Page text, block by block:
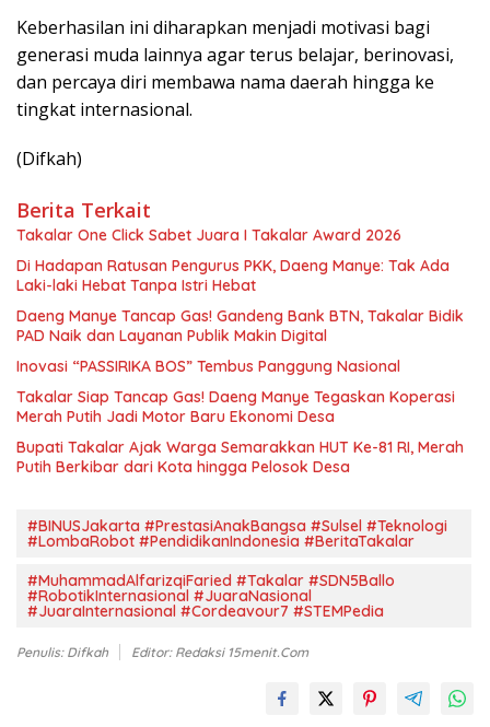
Keberhasilan ini diharapkan menjadi motivasi bagi
generasi muda lainnya agar terus belajar, berinovasi,
dan percaya diri membawa nama daerah hingga ke
tingkat internasional.
(Difkah)
Berita Terkait
Takalar One Click Sabet Juara I Takalar Award 2026
Di Hadapan Ratusan Pengurus PKK, Daeng Manye: Tak Ada
Laki-laki Hebat Tanpa Istri Hebat
Daeng Manye Tancap Gas! Gandeng Bank BTN, Takalar Bidik
PAD Naik dan Layanan Publik Makin Digital
Inovasi “PASSIRIKA BOS” Tembus Panggung Nasional
Takalar Siap Tancap Gas! Daeng Manye Tegaskan Koperasi
Merah Putih Jadi Motor Baru Ekonomi Desa
Bupati Takalar Ajak Warga Semarakkan HUT Ke-81 RI, Merah
Putih Berkibar dari Kota hingga Pelosok Desa
#BINUSJakarta #PrestasiAnakBangsa #Sulsel #Teknologi
#LombaRobot #PendidikanIndonesia #BeritaTakalar
#MuhammadAlfarizqiFaried #Takalar #SDN5Ballo
#RobotikInternasional #JuaraNasional
#JuaraInternasional #Cordeavour7 #STEMPedia
Penulis: Difkah Editor: Redaksi 15menit.com